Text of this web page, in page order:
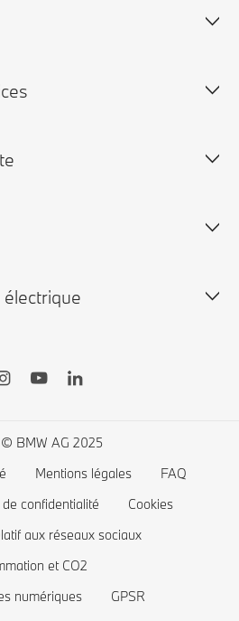
entretien
BMW AG 2025
Mentions légales
FAQ
confidentialité
Cookies
aux réseaux sociaux
et CO2
numériques
GPSR